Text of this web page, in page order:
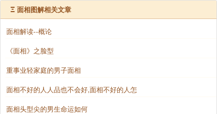
人，则往往财运平平，难以存住财富，生活中容易遇到
波折。这类人即使曾经拥有财富，也容易因各种原因而
健康状况也影响着一个人的福气。如果耳朵颜色
红润，代表身体健康，运势较好；而耳朵颜色暗沉、发
黑，或者有很多斑点，则预示着身体状况不佳，运势可
Ξ 面相图解相关文章
面相解读--概论
《面相》之脸型
重事业轻家庭的男子面相
面相不好的人人品也不会好,面相不好的人怎
面相头型尖的男生命运如何